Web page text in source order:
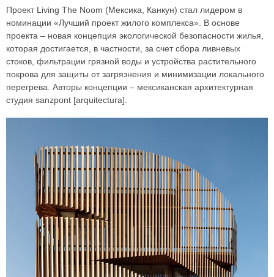
Проект Living The Noom (Мексика, Канкун) стал лидером в
номинации «Лучший проект жилого комплекса». В основе
проекта – новая концепция экологической безопасности жилья,
которая достигается, в частности, за счет сбора ливневых
стоков, фильтрации грязной воды и устройства растительного
покрова для защиты от загрязнения и минимизации локального
перегрева. Авторы концепции – мексиканская архитектурная
студия sanzpont [arquitectura].